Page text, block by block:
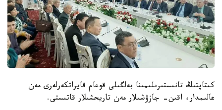
كىتاپتىڭ تانىستىرىلىمىنا بەلگىلى قوعام قايراتكەرلەرى مەن
عالىمدار، اقىن- جازۋشىلار مەن تاريحشىلار قاتىستى.